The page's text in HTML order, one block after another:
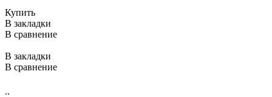
Купить
В закладки
В сравнение
В закладки
В сравнение
..